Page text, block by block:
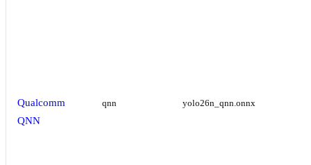
Qualcomm
QNN
qnn yolo26n_qnn.onnx